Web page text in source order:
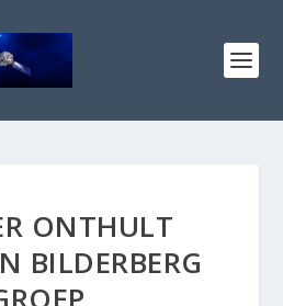
ONTHULT
BILDERBERG